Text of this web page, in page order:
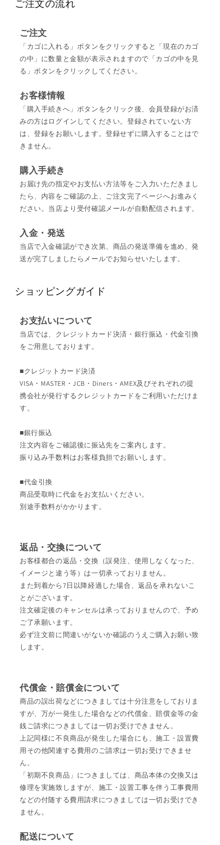
ご注文の流れ
ご注文
「カゴに入れる」ボタンをクリックすると「現在のカゴ
の中」に数量と金額が表示されますので「カゴの中を見
る」ボタンをクリックしてください。
お客様情報
「購入手続きへ」ボタンをクリック後、会員登録がお済
みの方はログインしてください。登録されていない方
は、登録をお願いします。登録せずに購入することはで
きません。
購入手続き
お届け先の指定やお支払い方法等をご入力いただきまし
たら、内容をご確認の上、ご注文完了ページへお進みく
ださい。当店より受付確認メールが自動配信されます。
入金・発送
当店で入金確認ができ次第、商品の発送準備を進め、発
送が完了しましたらメールでお知らせいたします。
ショッピングガイド
お支払いについて
当店では、クレジットカード決済・銀行振込・代金引換
をご用意しております。
■クレジットカード決済
VISA・MASTER・JCB・Diners・AMEX及びそれぞれの提
携会社が発行するクレジットカードをご利用いただけま
す。
■銀行振込
注文内容をご確認後に振込先をご案内します。
振り込み手数料はお客様負担でお願いします。
■代金引換
商品受取時に代金をお支払いください。
別途手数料がかかります。
返品・交換について
お客様都合の返品・交換（誤発注、使用しなくなった、
イメージと違う等）は一切承っておりません。
また到着から7日以降経過した場合、返品を承れないこ
とがございます。
注文確定後のキャンセルは承っておりませんので、予め
ご了承願います。
必ず注文前に間違いがないか確認のうえご購入お願い致
します。
代償金・賠償金について
商品の誤出荷などにつきましては十分注意をしておりま
すが、万が一発生した場合などの代償金、賠償金等の金
銭ご請求につきましては一切お受けできません。
上記同様に不良商品が発生した場合にも、施工・設置費
用その他関連する費用のご請求は一切お受けできませ
ん。
「初期不良商品」につきましては、商品本体の交換又は
修理を実施致しますが、施工・設置工事を伴う工事費用
などの付随する費用請求につきましては一切お受けでき
ません。
配送について